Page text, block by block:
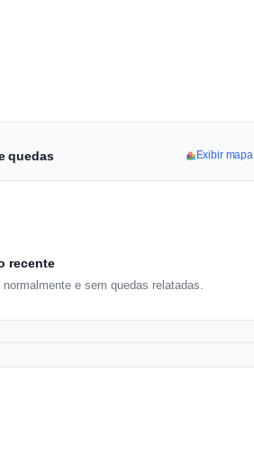
quedas Exibir
recente
e sem quedas relatadas.